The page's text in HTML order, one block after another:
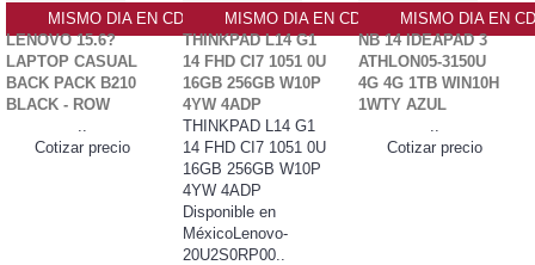
MISMO DIA EN CDMX
LENOVO 15.6?
LAPTOP CASUAL
BACK PACK B210
BLACK - ROW
..
Cotizar precio
MISMO DIA EN CDMX
THINKPAD L14 G1
14 FHD CI7 1051 0U
16GB 256GB W10P
4YW 4ADP
THINKPAD L14 G1
14 FHD CI7 1051 0U
16GB 256GB W10P
4YW 4ADP
Disponible en
MéxicoLenovo-
20U2S0RP00..
MISMO DIA EN
NB 14 IDEAPAD 3
ATHLON05-3150U
4G 4G 1TB WIN10H
1WTY AZUL
..
Cotizar precio